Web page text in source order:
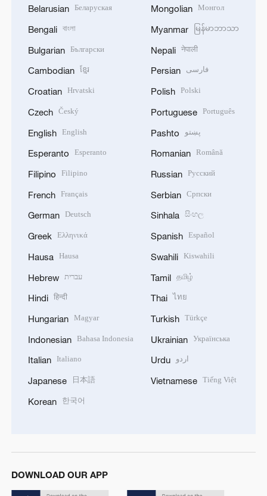
Belarusian Беларуская
Bengali বাংলা
Bulgarian Български
Cambodian ខ្មែរ
Croatian Hrvatski
Czech Český
English English
Esperanto Esperanto
Filipino Filipino
French Français
German Deutsch
Greek Ελληνικά
Hausa Hausa
Hebrew עברית
Hindi हिन्दी
Hungarian Magyar
Indonesian Bahasa Indonesia
Italian Italiano
Japanese 日本語
Korean 한국어
Mongolian Монгол
Myanmar မြန်မာဘာသာ
Nepali नेपाली
Persian فارسی
Polish Polski
Portuguese Português
Pashto پښتو
Romanian Română
Russian Русский
Serbian Српски
Sinhala සිංහල
Spanish Español
Swahili Kiswahili
Tamil தமிழ்
Thai ไทย
Turkish Türkçe
Ukrainian Українська
Urdu اردو
Vietnamese Tiếng Việt
DOWNLOAD OUR APP